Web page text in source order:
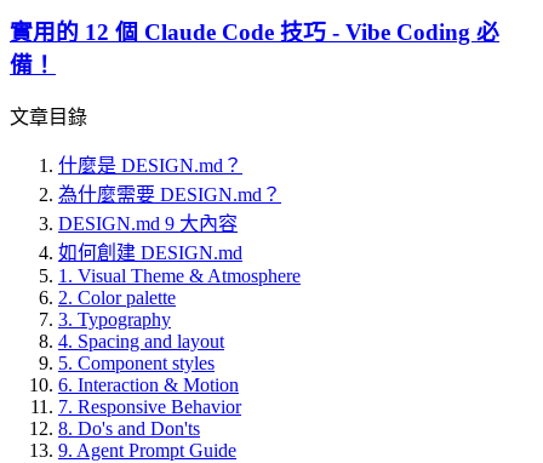
實用的 12 個 Claude Code 技巧 - Vibe Coding 必
備！
文章目錄
什麼是 DESIGN.md？
為什麼需要 DESIGN.md？
DESIGN.md 9 大內容
如何創建 DESIGN.md
1. Visual Theme & Atmosphere
2. Color palette
3. Typography
4. Spacing and layout
5. Component styles
6. Interaction & Motion
7. Responsive Behavior
8. Do's and Don'ts
9. Agent Prompt Guide